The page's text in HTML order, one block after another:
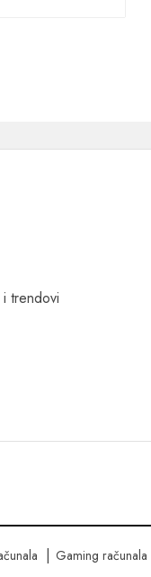
trendovi
Gaming računala